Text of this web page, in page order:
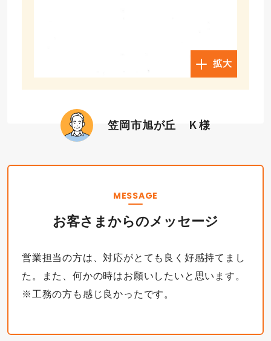
拡大
笠岡市旭が丘 Ｋ様
MESSAGE
お客さまからのメッセージ
営業担当の方は、対応がとても良く好感持てまし
た。また、何かの時はお願いしたいと思います。
※工務の方も感じ良かったです。